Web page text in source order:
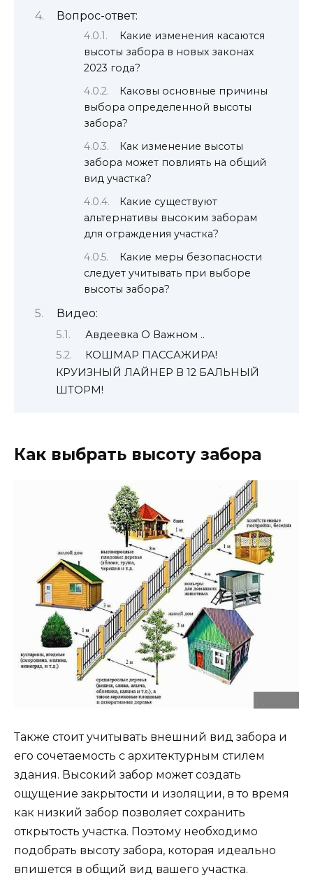
Вопрос-ответ:
Какие изменения касаются
высоты забора в новых законах
2023 года?
Каковы основные причины
выбора определенной высоты
забора?
Как изменение высоты
забора может повлиять на общий
вид участка?
Какие существуют
альтернативы высоким заборам
для ограждения участка?
Какие меры безопасности
следует учитывать при выборе
высоты забора?
Видео:
Авдеевка О Важном ..
КОШМАР ПАССАЖИРА!
КРУИЗНЫЙ ЛАЙНЕР В 12 БАЛЬНЫЙ
ШТОРМ!
Как выбрать высоту забора
Также стоит учитывать внешний вид забора и
его сочетаемость с архитектурным стилем
здания. Высокий забор может создать
ощущение закрытости и изоляции, в то время
как низкий забор позволяет сохранить
открытость участка. Поэтому необходимо
подобрать высоту забора, которая идеально
впишется в общий вид вашего участка.